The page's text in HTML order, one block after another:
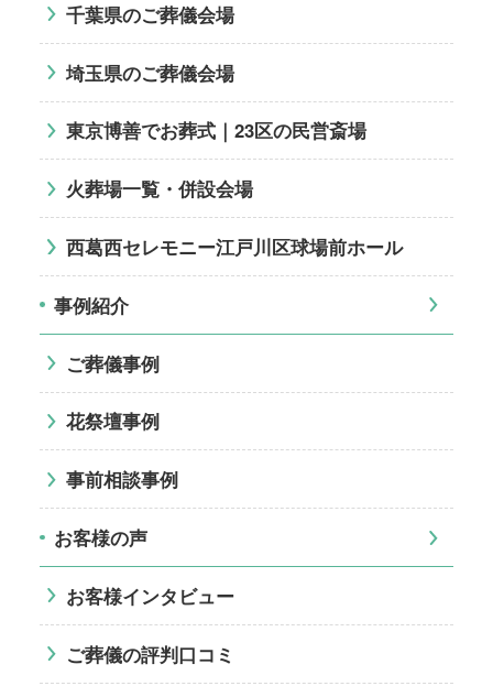
千葉県のご葬儀会場
埼玉県のご葬儀会場
東京博善でお葬式｜23区の民営斎場
火葬場一覧・併設会場
西葛西セレモニー江戸川区球場前ホール
事例紹介
ご葬儀事例
花祭壇事例
事前相談事例
お客様の声
お客様インタビュー
ご葬儀の評判口コミ